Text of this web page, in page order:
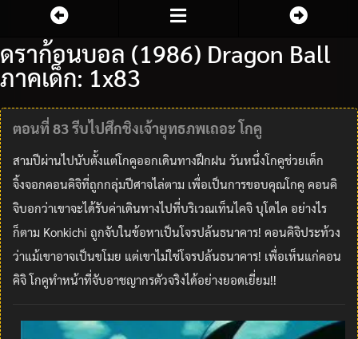
ดราก้อนบอล (1986) Dragon Ball
ภาคเด็ก: 1x83
ตอนที่ 83 รีบไปศึกชิงเจ้ายุทธภพเถอะ โกคู
สามปีผ่านไปนับตั้งแต่โกคูออกเดินทางฝึกฝน วันหนึ่งโกคูช่วยเด็ก
จิ้งจอกคอนคิจิที่ถูกกลุ่มปีศาจไล่ตาม เพื่อเป็นการขอบคุณโกคู คอนคิ
จิบอกว่าเขาจะได้รับค่าเดินทางไปที่บริเวณเท็นไคจิ บุโดไค อย่างไร
ก็ตาม Konkichi ถูกจับในข้อหาเป็นโจรปล้นธนาคาร! คอนคิจิประท้วง
ว่าแม้เขาอาจเป็นขโมย แต่เขาไม่ใช่โจรปล้นธนาคาร! เพื่อเห็นแก่คอน
คิจิ โกคูทำหน้าที่จับอาชญากรตัวจริงได้อย่างยอดเยี่ยม!!